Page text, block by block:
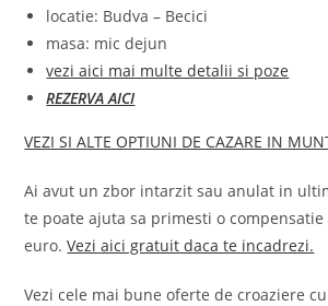
locatie: Budva – Becici
masa: mic dejun
vezi aici mai multe detalii si poze
REZERVA AICI
VEZI SI ALTE OPTIUNI DE CAZARE IN
Ai avut un zbor intarzit sau anulat in
te poate ajuta sa primesti o compensatie
euro.Vezi aici gratuit daca te incadrezi.
Vezi cele mai bune oferte de croaziere